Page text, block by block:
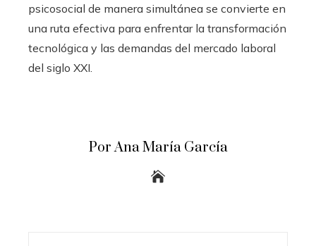
psicosocial de manera simultánea se convierte en
una ruta efectiva para enfrentar la transformación
tecnológica y las demandas del mercado laboral
del siglo XXI.
Por Ana María García